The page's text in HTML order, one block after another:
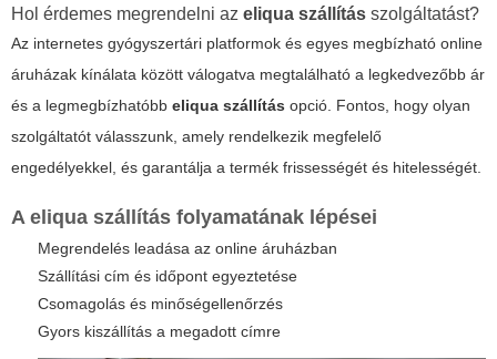
Hol érdemes megrendelni az eliqua szállítás szolgáltatást?
Az internetes gyógyszertári platformok és egyes megbízható online
áruházak kínálata között válogatva megtalálható a legkedvezőbb ár
és a legmegbízhatóbb eliqua szállítás opció. Fontos, hogy olyan
szolgáltatót válasszunk, amely rendelkezik megfelelő
engedélyekkel, és garantálja a termék frissességét és hitelességét.
A eliqua szállítás folyamatának lépései
Megrendelés leadása az online áruházban
Szállítási cím és időpont egyeztetése
Csomagolás és minőségellenőrzés
Gyors kiszállítás a megadott címre